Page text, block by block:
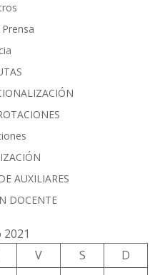
AUXILIARES
DOCENTE
V S
D